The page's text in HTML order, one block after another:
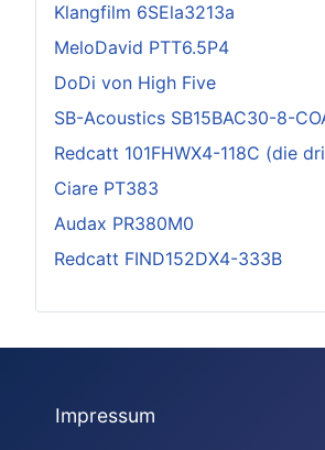
Klangfilm 6SEla3213a
MeloDavid PTT6.5P4
DoDi von High Five
SB-Acoustics SB15BAC30-8-
Redcatt 101FHWX4-118C (die
Ciare PT383
Audax PR380M0
Redcatt FIND152DX4-333B
Impressum